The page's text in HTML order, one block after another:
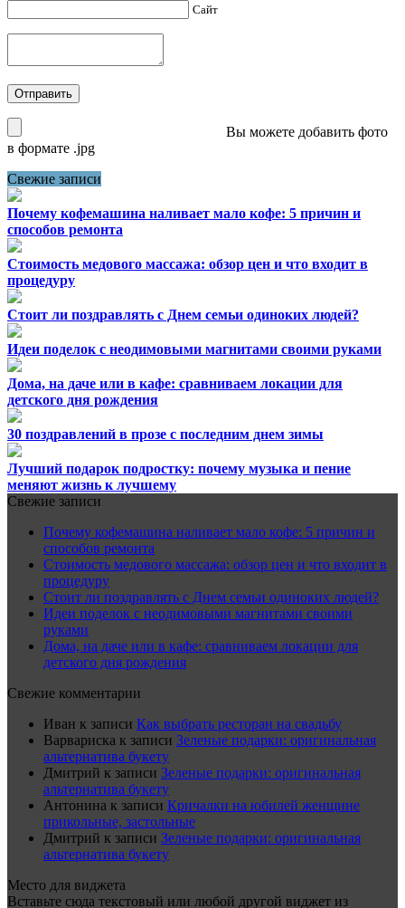
Сайт
Вы можете добавить фото
в формате .jpg
Свежие записи
Почему кофемашина наливает мало кофе: 5 причин и
способов ремонта
Стоимость медового массажа: обзор цен и что входит в
процедуру
Стоит ли поздравлять с Днем семьи одиноких людей?
Идеи поделок с неодимовыми магнитами своими руками
Дома, на даче или в кафе: сравниваем локации для
детского дня рождения
30 поздравлений в прозе с последним днем зимы
Лучший подарок подростку: почему музыка и пение
меняют жизнь к лучшему
Свежие записи
Почему кофемашина наливает мало кофе: 5 причин и
способов ремонта
Стоимость медового массажа: обзор цен и что входит в
процедуру
Стоит ли поздравлять с Днем семьи одиноких людей?
Идеи поделок с неодимовыми магнитами своими
руками
Дома, на даче или в кафе: сравниваем локации для
детского дня рождения
Свежие комментарии
Иван к записи Как выбрать ресторан на свадьбу
Варвариска к записи Зеленые подарки: оригинальная
альтернатива букету
Дмитрий к записи Зеленые подарки: оригинальная
альтернатива букету
Антонина к записи Кричалки на юбилей женщине
прикольные, застольные
Дмитрий к записи Зеленые подарки: оригинальная
альтернатива букету
Место для виджета
Вставьте сюда текстовый или любой другой виджет из